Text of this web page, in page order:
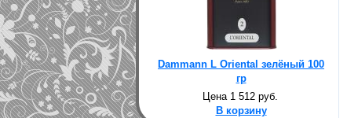
Dammann L Oriental зелёный 100
гр
Цена 1 512 руб.
В корзину